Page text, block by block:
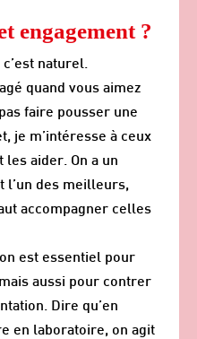
engagement ?
naturel.
quand vous aimez
faire pousser une
je m’intéresse à ceux
aider. On a un
l’un des meilleurs,
accompagner celles
est essentiel pour
aussi pour contrer
Dire qu’en
en laboratoire, on agit